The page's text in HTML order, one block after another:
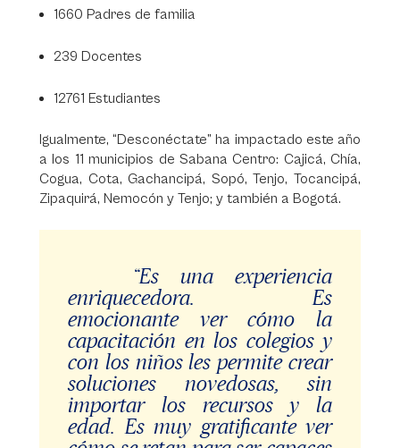
1660 Padres de familia
239 Docentes
12761 Estudiantes
Igualmente, “Desconéctate” ha impactado este año
a los 11 municipios de Sabana Centro: Cajicá, Chía,
Cogua, Cota, Gachancipá, Sopó, Tenjo, Tocancipá,
Zipaquirá, Nemocón y Tenjo; y también a Bogotá.
“Es una experiencia
enriquecedora. Es
emocionante ver cómo la
capacitación en los colegios y
con los niños les permite crear
soluciones novedosas, sin
importar los recursos y la
edad. Es muy gratificante ver